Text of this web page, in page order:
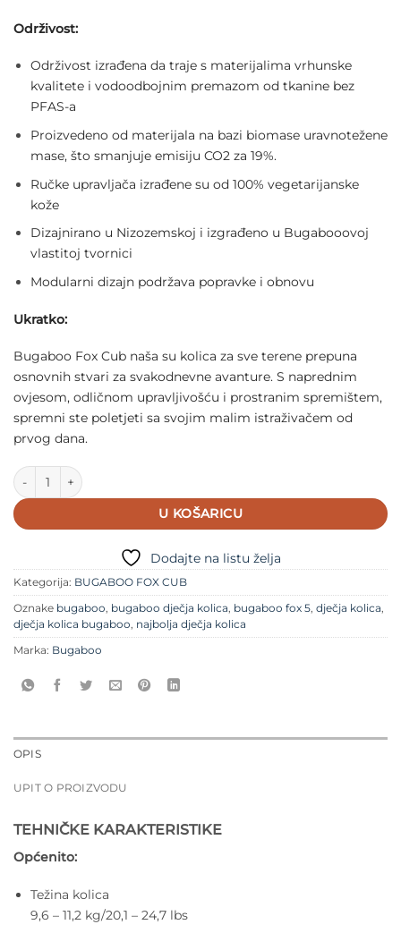
Održivost:
Održivost izrađena da traje s materijalima vrhunske
kvalitete i vodoodbojnim premazom od tkanine bez
PFAS-a
Proizvedeno od materijala na bazi biomase uravnotežene
mase, što smanjuje emisiju CO2 za 19%.
Ručke upravljača izrađene su od 100% vegetarijanske
kože
Dizajnirano u Nizozemskoj i izgrađeno u Bugabooovoj
vlastitoj tvornici
Modularni dizajn podržava popravke i obnovu
Ukratko:
Bugaboo Fox Cub naša su kolica za sve terene prepuna
osnovnih stvari za svakodnevne avanture. S naprednim
ovjesom, odličnom upravljivošću i prostranim spremištem,
spremni ste poletjeti sa svojim malim istraživačem od
prvog dana.
Dječja kolica Bugaboo Fox Cub sa košarom i sjedalom -
U KOŠARICU
Dodajte na listu želja
Kategorija: BUGABOO FOX CUB
Oznake bugaboo, bugaboo dječja kolica, bugaboo fox 5, dječja kolica,
dječja kolica bugaboo, najbolja dječja kolica
Marka: Bugaboo
OPIS
UPIT O PROIZVODU
TEHNIČKE KARAKTERISTIKE
Općenito:
Težina kolica
9,6 – 11,2 kg/20,1 – 24,7 lbs